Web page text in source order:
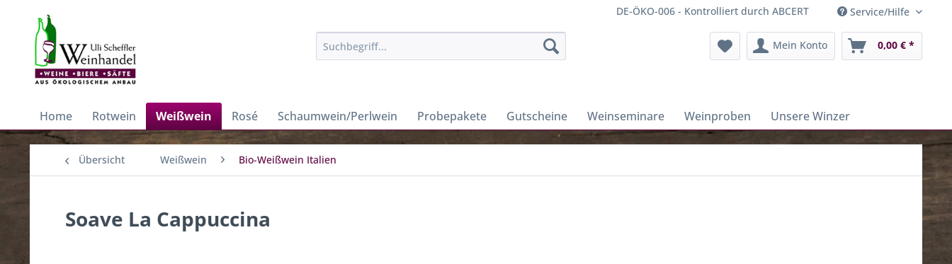
Service/Hilfe
DE-ÖKO-006 - Kontrolliert durch ABCERT
Mein Konto 0,00 € *
Home Rotwein Weißwein Rosé Schaumwein/Perlwein Probepakete Gutscheine Weinseminare Weinproben Unsere Winzer
Übersicht Weißwein Bio-Weißwein Italien
Soave La Cappuccina